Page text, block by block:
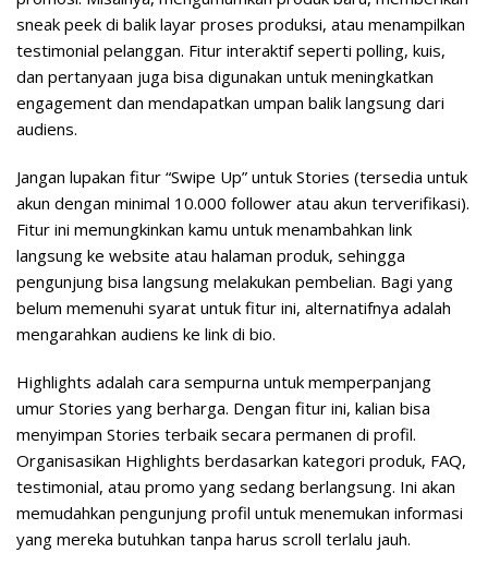
sneak peek di balik layar proses produksi, atau menampilkan
testimonial pelanggan. Fitur interaktif seperti polling, kuis,
dan pertanyaan juga bisa digunakan untuk meningkatkan
engagement dan mendapatkan umpan balik langsung dari
audiens.
Jangan lupakan fitur “Swipe Up” untuk Stories (tersedia untuk
akun dengan minimal 10.000 follower atau akun terverifikasi).
Fitur ini memungkinkan kamu untuk menambahkan link
langsung ke website atau halaman produk, sehingga
pengunjung bisa langsung melakukan pembelian. Bagi yang
belum memenuhi syarat untuk fitur ini, alternatifnya adalah
mengarahkan audiens ke link di bio.
Highlights adalah cara sempurna untuk memperpanjang
umur Stories yang berharga. Dengan fitur ini, kalian bisa
menyimpan Stories terbaik secara permanen di profil.
Organisasikan Highlights berdasarkan kategori produk, FAQ,
testimonial, atau promo yang sedang berlangsung. Ini akan
memudahkan pengunjung profil untuk menemukan informasi
yang mereka butuhkan tanpa harus scroll terlalu jauh.